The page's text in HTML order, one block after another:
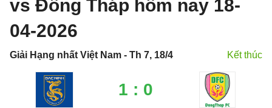
vs Đồng Tháp hôm nay 18-
04-2026
Giải Hạng nhất Việt Nam - Th 7, 18/4 Kết thúc
1 : 0